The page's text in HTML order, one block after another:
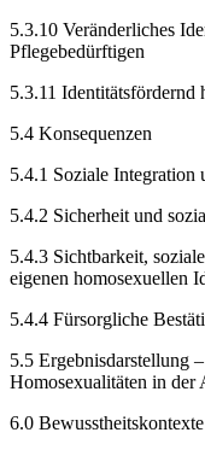
5.3.10 Veränderliches
Pflegebedürftigen
5.3.11 Identitätsfördernd
5.4 Konsequenzen
5.4.1 Soziale Integration
5.4.2 Sicherheit und
5.4.3 Sichtbarkeit,
eigenen homosexuellen
5.4.4 Fürsorgliche
5.5 Ergebnisdarstellung
Homosexualitäten in der
6.0